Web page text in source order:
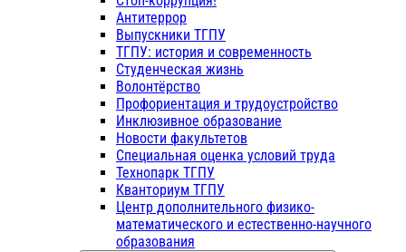
Антитеррор
Выпускники ТГПУ
ТГПУ: история и современность
Студенческая жизнь
Волонтёрство
Профориентация и трудоустройство
Инклюзивное образование
Новости факультетов
Специальная оценка условий труда
Технопарк ТГПУ
Кванториум ТГПУ
Центр дополнительного физико-
математического и естественно-научного
образования